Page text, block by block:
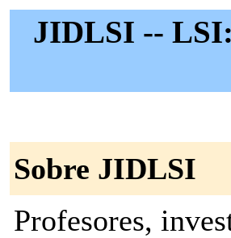
JIDLSI -- LSI:
Sobre JIDLSI
Profesores,